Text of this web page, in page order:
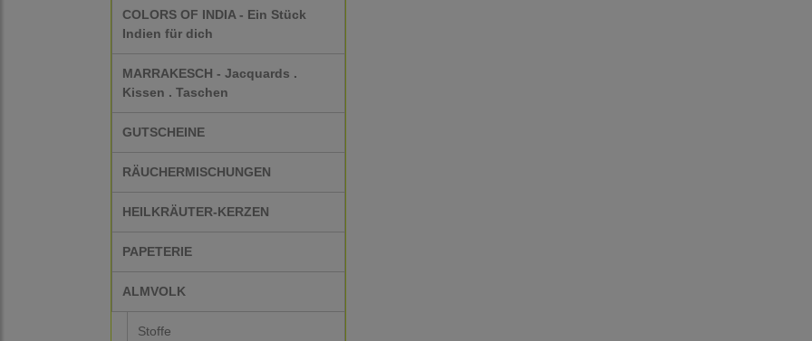
COLORS OF INDIA - Ein Stück
Indien für dich
MARRAKESCH - Jacquards .
Kissen . Taschen
GUTSCHEINE
RÄUCHERMISCHUNGEN
HEILKRÄUTER-KERZEN
PAPETERIE
ALMVOLK
Stoffe